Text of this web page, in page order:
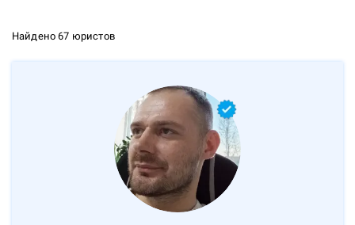
Найдено 67 юристов